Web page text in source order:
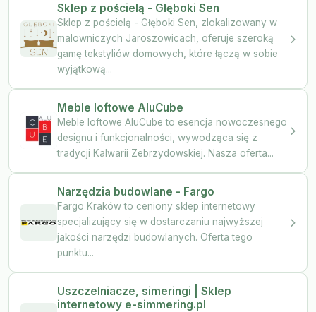
Sklep z pościelą - Głęboki Sen
Sklep z pościelą - Głęboki Sen, zlokalizowany w
malowniczych Jaroszowicach, oferuje szeroką
gamę tekstyliów domowych, które łączą w sobie
wyjątkową...
Meble loftowe AluCube
Meble loftowe AluCube to esencja nowoczesnego
designu i funkcjonalności, wywodząca się z
tradycji Kalwarii Zebrzydowskiej. Nasza oferta...
Narzędzia budowlane - Fargo
Fargo Kraków to ceniony sklep internetowy
specjalizujący się w dostarczaniu najwyższej
jakości narzędzi budowlanych. Oferta tego
punktu...
Uszczelniacze, simeringi | Sklep
internetowy e-simmering.pl